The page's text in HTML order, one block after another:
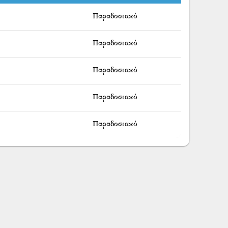
Παραδοσιακό
Παραδοσιακό
Παραδοσιακό
Παραδοσιακό
Παραδοσιακό